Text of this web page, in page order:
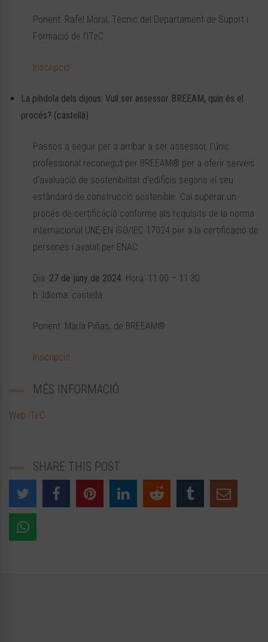
Ponent: Rafel Moral, Tècnic del Departament de Suport i
Formació de l’ITeC
Inscripció
La píndola dels dijous: Vull ser assessor BREEAM, quin és el
procés? (castellà)
Passos a seguir per a arribar a ser assessor, l’únic
professional reconegut per BREEAM® per a oferir serveis
d’avaluació de sostenibilitat d’edificis segons el seu
estàndard de construcció sostenible. Cal superar un
procés de certificació conforme als requisits de la norma
internacional UNE-EN ISO/IEC 17024 per a la certificació de
persones i avalat per ENAC.
Dia: 27 de juny de 2024. Hora: 11:00 – 11:30
h. Idioma: castellà
Ponent: María Piñas, de BREEAM®
Inscripció
MÉS INFORMACIÓ
Web ITeC
SHARE THIS POST